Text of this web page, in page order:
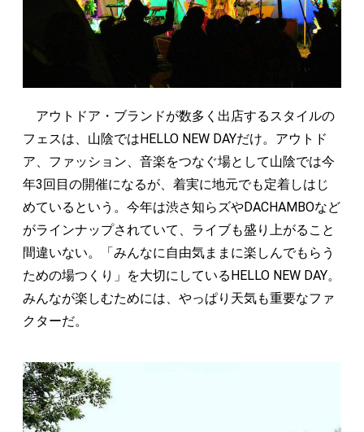
アウトドア・ブランドが数多く出店するスタイルの
フェスは、山陰ではHELLO NEW DAYだけ。アウトド
ア、ファッション、音楽をつなぐ場として山陰では今
年3回目の開催になるが、着実に地元でも定着しはじ
めているという。今年は渋さ知らズやDACHAMBOなど
がラインナップされていて、ライブも盛り上がること
間違いない。「みんなに自由気ままに楽しんでもらう
ための場つくり」を大切にしているHELLO NEW DAY。
みんなが楽しむためには、やっぱり天気も重要なファ
クターだ。